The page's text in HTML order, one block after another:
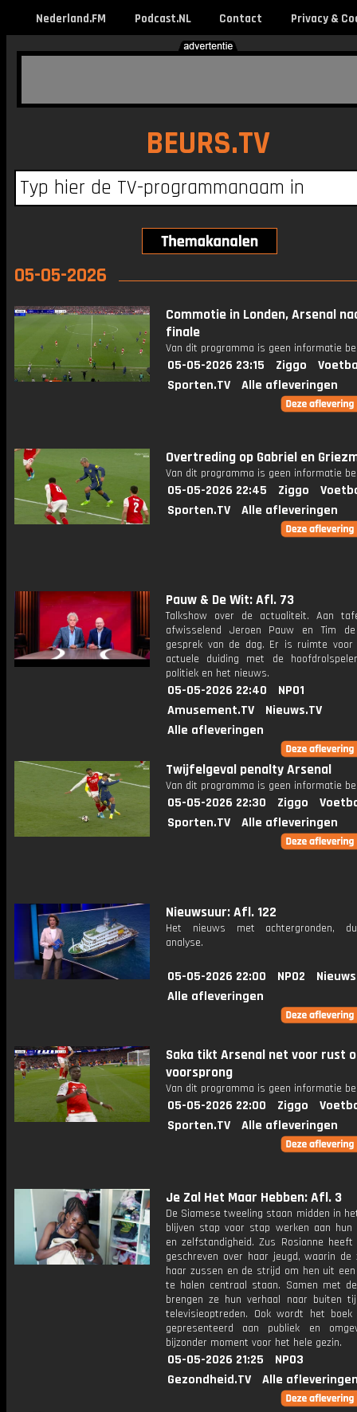
Nederland.FM Podcast.NL Contact Privacy &
BEURS.TV
05-05-2026
Commotie in Londen, Arsenal
finale
Van dit programma is geen informatie
05-05-2026 23:15 Ziggo
Sporten.TV
Alle afleveringen
Overtreding op Gabriel en
Van dit programma is geen informatie
05-05-2026 22:45 Ziggo
Sporten.TV
Alle afleveringen
Pauw & De Wit: Afl. 73
Talkshow over de actualiteit. Aan
afwisselend Jeroen Pauw en Tim
gesprek van de dag. Er is ruimte
actuele duiding met de
politiek en het nieuws.
05-05-2026 22:40
NPO1
Amusement.TV
Nieuws.TV
Alle afleveringen
Twijfelgeval penalty Arsenal
Van dit programma is geen informatie
05-05-2026 22:30 Ziggo
Sporten.TV
Alle afleveringen
Nieuwsuur: Afl. 122
Het nieuws met achtergronden,
analyse.
05-05-2026 22:00 NPO2
Alle afleveringen
Saka tikt Arsenal net voor rust
voorsprong
Van dit programma is geen informatie
05-05-2026 22:00 Ziggo
Sporten.TV
Alle afleveringen
Je Zal Het Maar Hebben: Afl. 3
De Siamese tweeling staan midden in
blijven stap voor stap werken aan hun
en zelfstandigheid. Zus Rosianne heeft
geschreven over haar jeugd, waarin de
haar zussen en de strijd om hen uit
te halen centraal staan. Samen met
brengen ze hun verhaal naar buiten
televisieoptreden. Ook wordt het
gepresenteerd aan publiek en
bijzonder moment voor het hele gezin.
05-05-2026 21:25
NPO3
Gezondheid.TV
Alle